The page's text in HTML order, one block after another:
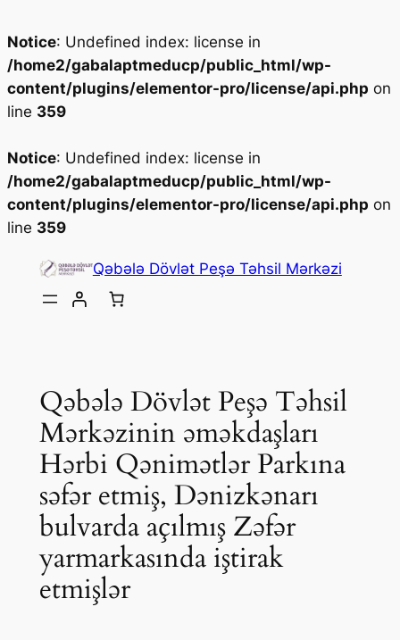
Notice: Undefined index: license in
/home2/gabalaptmeducp/public_html/wp-
content/plugins/elementor-pro/license/api.php on
line 359
Notice: Undefined index: license in
/home2/gabalaptmeducp/public_html/wp-
content/plugins/elementor-pro/license/api.php on
line 359
content
Qəbələ Dövlət Peşə Təhsil Mərkəzi
Qəbələ Dövlət Peşə Təhsil
Mərkəzinin əməkdaşları
Hərbi Qənimətlər Parkına
səfər etmiş, Dənizkənarı
bulvarda açılmış Zəfər
yarmarkasında iştirak
etmişlər